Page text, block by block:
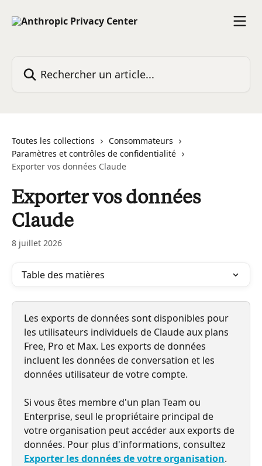
Toutes les collections
Consommateurs
Paramètres et contrôles de confidentialité
Exporter vos données Claude
Exporter vos données
Claude
8 juillet 2026
Table des matières
Les exports de données sont disponibles pour
les utilisateurs individuels de Claude aux plans
Free, Pro et Max. Les exports de données
incluent les données de conversation et les
données utilisateur de votre compte.
Si vous êtes membre d'un plan Team ou
Enterprise, seul le propriétaire principal de
votre organisation peut accéder aux exports de
données. Pour plus d'informations, consultez
Exporter les données de votre organisation.